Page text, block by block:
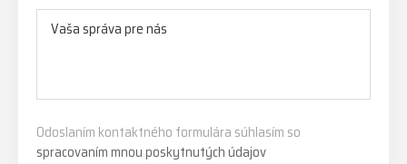
Odoslaním kontaktného formulára súhlasím so
spracovaním mnou poskytnutých údajov